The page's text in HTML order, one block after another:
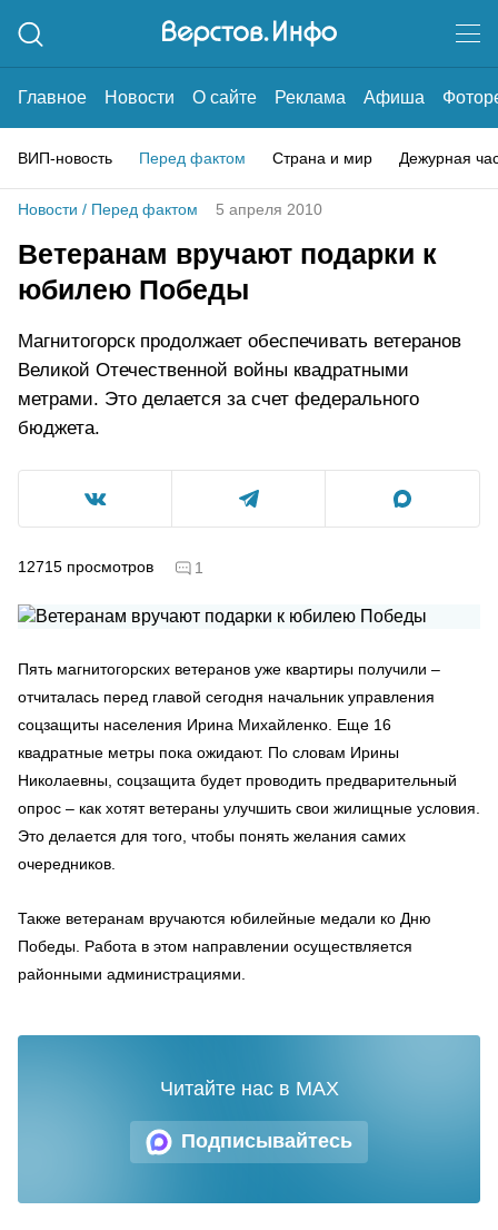
Главное Новости О сайте Реклама Афиша
ВИП-новость Перед фактом Страна и мир Дежурная
Новости / Перед фактом 5 апреля 2010
Ветеранам вручают подарки к
юбилею Победы
Магнитогорск продолжает обеспечивать ветеранов
Великой Отечественной войны квадратными
метрами. Это делается за счет федерального
бюджета.
12715 просмотров 1
Пять магнитогорских ветеранов уже квартиры получили –
отчиталась перед главой сегодня начальник управления
соцзащиты населения Ирина Михайленко. Еще 16
квадратные метры пока ожидают. По словам Ирины
Николаевны, соцзащита будет проводить предварительный
опрос – как хотят ветераны улучшить свои жилищные условия.
Это делается для того, чтобы понять желания самих
очередников.
Также ветеранам вручаются юбилейные медали ко Дню
Победы. Работа в этом направлении осуществляется
районными администрациями.
Подписывайтесь
Читайте нас в MAX